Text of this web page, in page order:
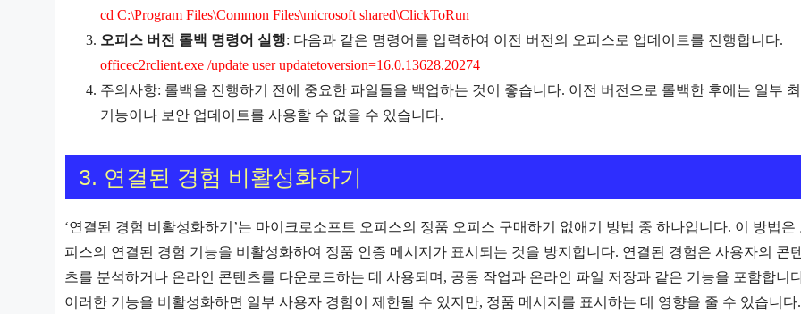
cd C:\Program Files\Common Files\microsoft shared\ClickToRun
오피스 버전 롤백 명령어 실행: 다음과 같은 명령어를 입력하여 이전 버전의 오피스로 업데이트를 진행합니다.
officec2rclient.exe /update user updatetoversion=16.0.13628.20274
주의사항: 롤백을 진행하기 전에 중요한 파일들을 백업하는 것이 좋습니다. 이전 버전으로 롤백한 후에는 일부
기능이나 보안 업데이트를 사용할 수 없을 수 있습니다.
3. 연결된 경험 비활성화하기
‘연결된 경험 비활성화하기’는 마이크로소프트 오피스의 정품 오피스 구매하기 없애기 방법 중 하나입니다. 이 방법은
피스의 연결된 경험 기능을 비활성화하여 정품 인증 메시지가 표시되는 것을 방지합니다. 연결된 경험은 사용자의 콘
츠를 분석하거나 온라인 콘텐츠를 다운로드하는 데 사용되며, 공동 작업과 온라인 파일 저장과 같은 기능을 포함합니
이러한 기능을 비활성화하면 일부 사용자 경험이 제한될 수 있지만, 정품 메시지를 표시하는 데 영향을 줄 수 있습니다​​​​.